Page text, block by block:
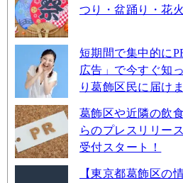
つり・盆踊り・花
短期間で集中的に
広告」で今すぐ知
り葛飾区民に届け
葛飾区や近隣の飲
らのプレスリリー
受付スタート！
【東京都葛飾区の